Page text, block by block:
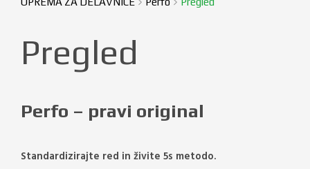
Pregled
Perfo – pravi original
Standardizirajte red in živite 5s metodo.